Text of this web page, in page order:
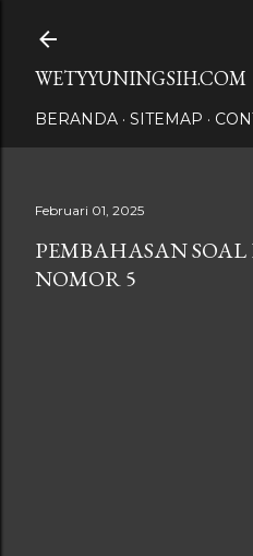
WETYYUNINGSIH.COM
BERANDA SITEMAP
Februari 01, 2025
PEMBAHASAN SOAL
NOMOR 5